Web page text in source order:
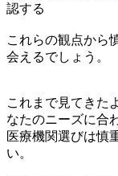
認する
これらの観点から
会えるでしょう。
これまで見てきた
なたのニーズに合
医療機関選びは慎
い。